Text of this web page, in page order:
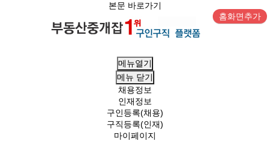
본문 바로가기
홈화면추가
메뉴열기
메뉴 닫기
채용정보
인재정보
구인등록(채용)
구직등록(인재)
마이페이지